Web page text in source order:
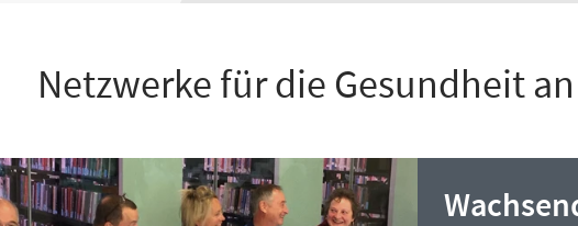
Netzwerke für die Gesundheit